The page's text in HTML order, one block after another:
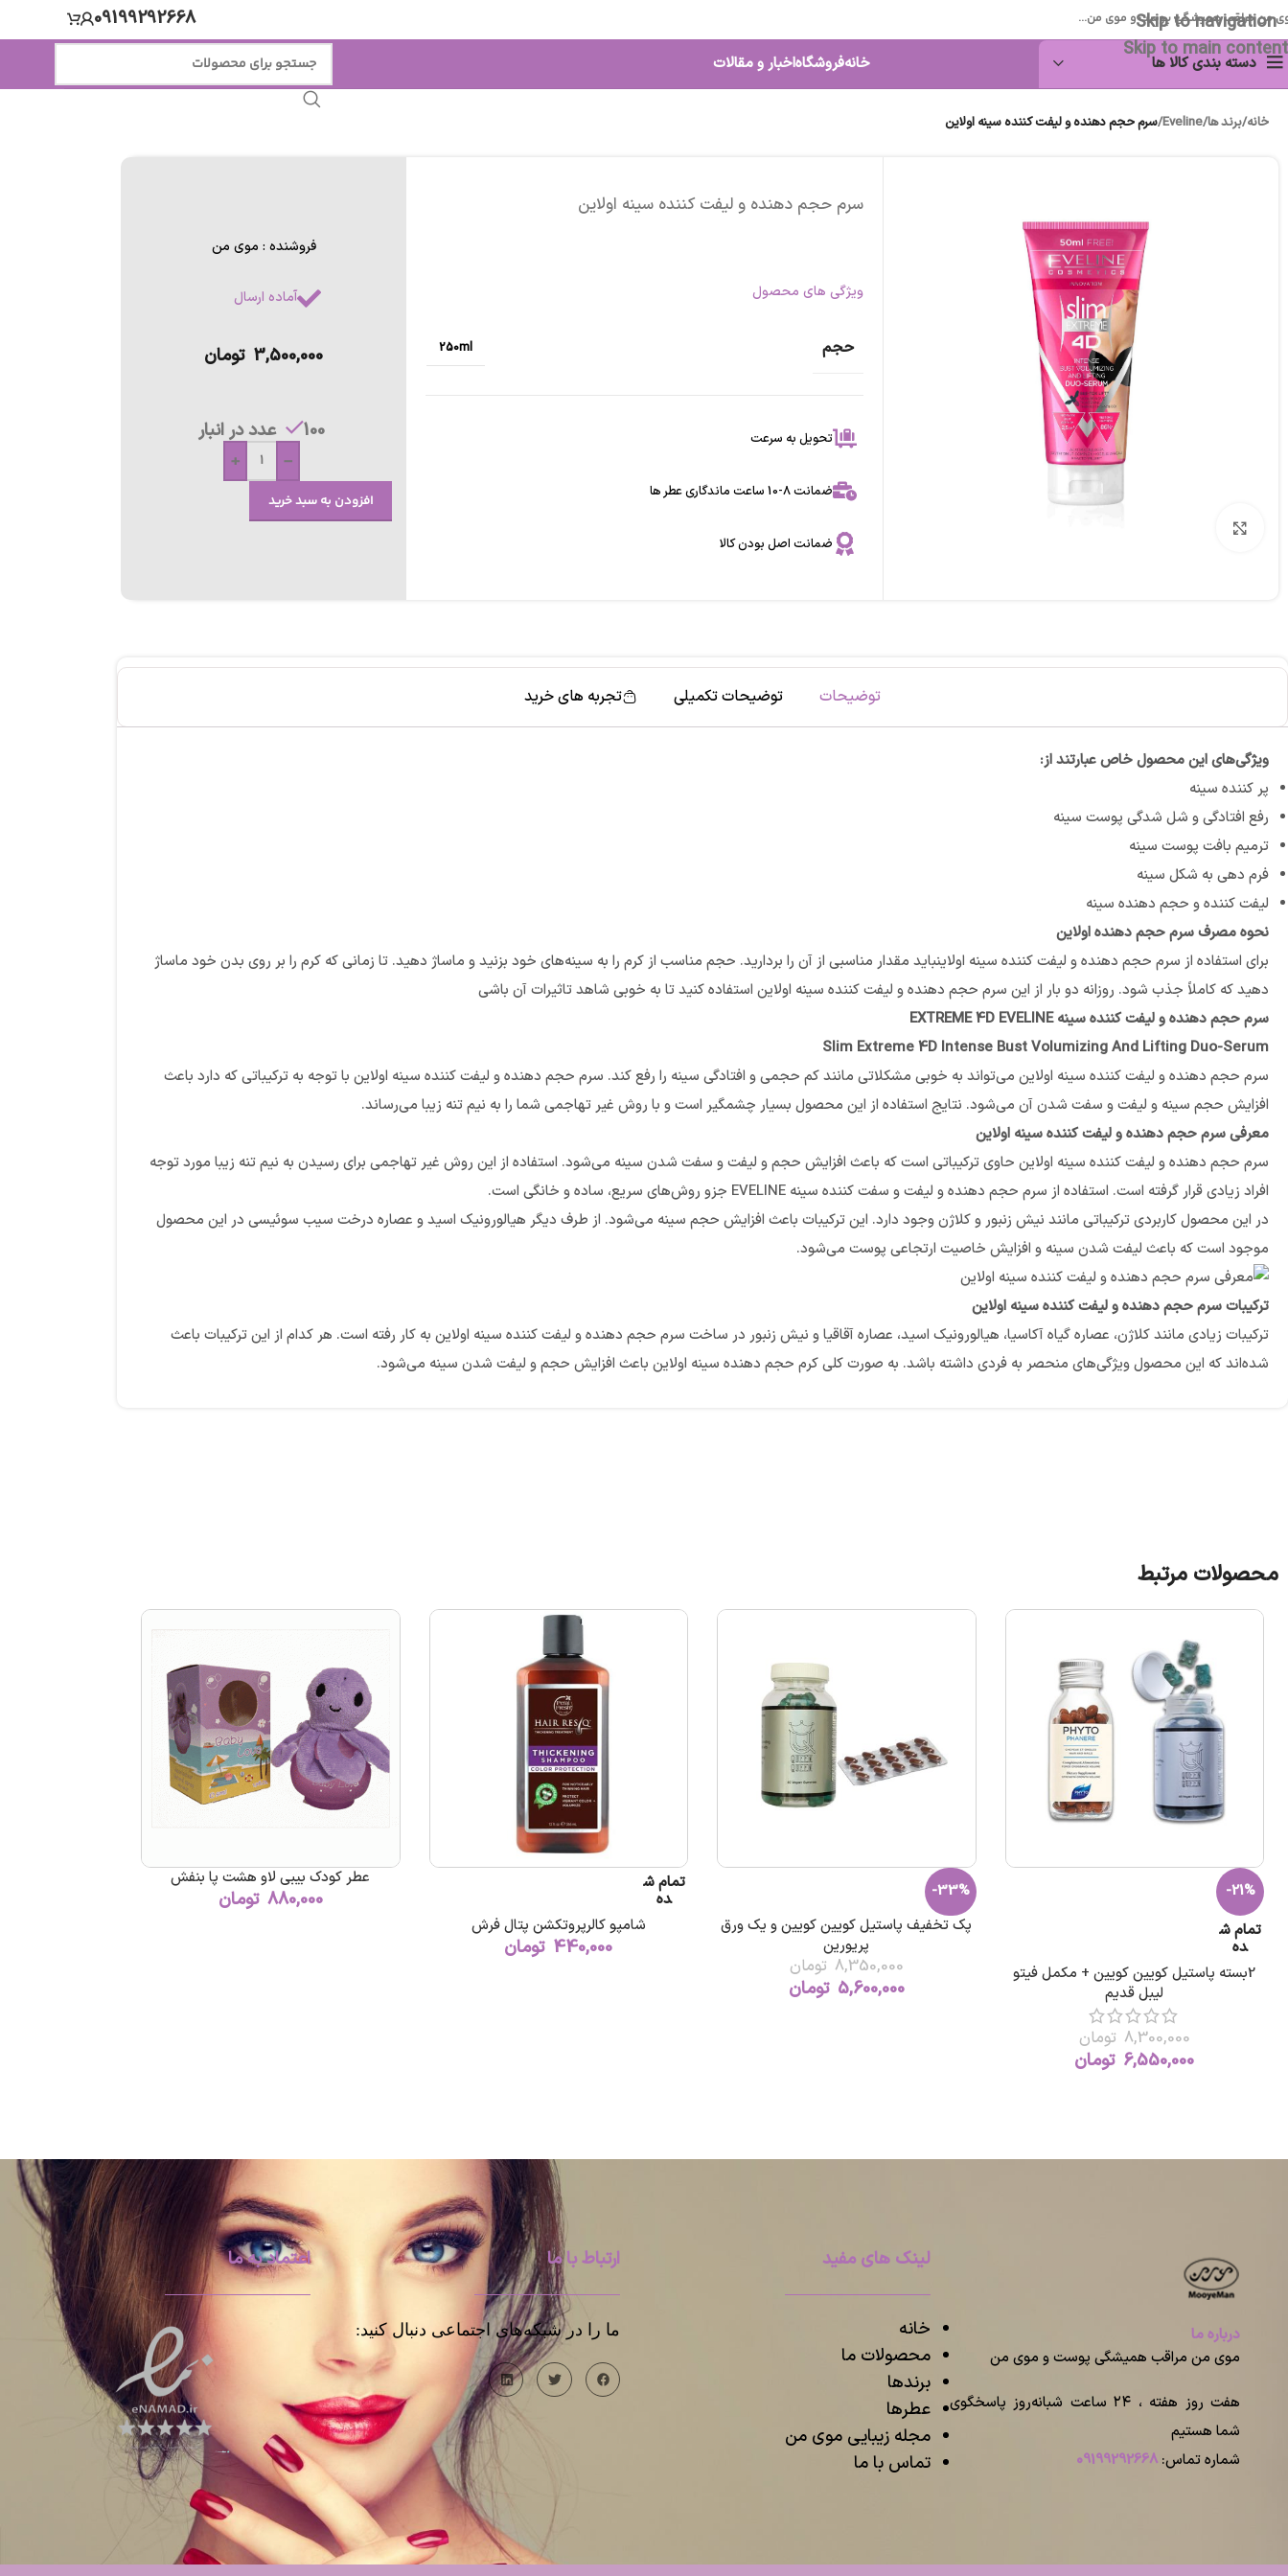
Skip to navigation
Skip to main content
من مراقب همیشگی پوست و موی من... 09199292668
دسته بندی کالا ها خانهفروشگاهاخبار و مقالات
خانه/برند ها/
Eveline
/سرم حجم دهنده و لیفت کننده سینه اولاین
سرم حجم دهنده و لیفت کننده سینه اولاین
ویژگی های محصول
حجم 250ml
تحویل به سرعت
ضمانت 8-10 ساعت ماندگاری عطر ها
ضمانت اصل بودن کالا
فروشنده : موی من
آماده ارسال
3,500,000 تومان
100 عدد در انبار
-
+
افزودن به سبد خرید
توضیحات توضیحات تکمیلی تجربه های خرید
ویژگی‌های این محصول خاص عبارتند از:
پر کننده سینه
رفع افتادگی و شل شدگی پوست سینه
ترمیم بافت پوست سینه
فرم دهی به شکل سینه
لیفت کننده و حجم دهنده سینه
نحوه مصرف سرم حجم دهنده اولاین
برای استفاده از سرم حجم دهنده و لیفت کننده سینه اولاینباید مقدار مناسبی از آن را بردارید. حجم مناسب از کرم را به سینه‌های خود بزنید و ماساژ دهید. تا زمانی که کرم را بر روی بدن خود ماساژ
دهید که کاملاً جذب شود. روزانه دو بار از این سرم حجم دهنده و لیفت کننده سینه اولاین استفاده کنید تا به خوبی شاهد تاثیرات آن باشی
سرم حجم دهنده و لیفت کننده سینه EXTREME 4D EVELINE
Slim Extreme 4D Intense Bust Volumizing And Lifting Duo-Serum
سرم حجم دهنده و لیفت کننده سینه اولاین می‌تواند به خوبی مشکلاتی مانند کم حجمی و افتادگی سینه را رفع کند. سرم حجم دهنده و لیفت کننده سینه اولاین با توجه به ترکیباتی که دارد باعث
افزایش حجم سینه و لیفت و سفت شدن آن می‌شود. نتایج استفاده از این محصول بسیار چشمگیر است و با روش غیر تهاجمی شما را به نیم تنه زیبا می‌رساند.
معرفی سرم حجم دهنده و لیفت کننده سینه اولاین
سرم حجم دهنده و لیفت کننده سینه اولاین حاوی ترکیباتی است که باعث افزایش حجم و لیفت و سفت شدن سینه می‌شود. استفاده از این روش غیر تهاجمی برای رسیدن به نیم تنه زیبا مورد توجه
افراد زیادی قرار گرفته است. استفاده از سرم حجم دهنده و لیفت و سفت کننده سینه EVELINE جزو روش‌های سریع، ساده و خانگی است.
در این محصول کاربردی ترکیباتی مانند نیش زنبور و کلاژن وجود دارد. این ترکیبات باعث افزایش حجم سینه می‌شود. از طرف دیگر هیالورونیک اسید و عصاره درخت سیب سوئیسی در این محصول
موجود است که باعث لیفت شدن سینه و افزایش خاصیت ارتجاعی پوست می‌شود.
ترکیبات سرم حجم دهنده و لیفت کننده سینه اولاین
ترکیبات زیادی مانند کلاژن، عصاره گیاه آکاسیا، هیالورونیک اسید، عصاره آقاقیا و نیش زنبور در ساخت سرم حجم دهنده و لیفت کننده سینه اولاین به کار رفته است. هر کدام از این ترکیبات باعث
شده‌اند که این محصول ویژگی‌های منحصر به فردی داشته باشد. به صورت کلی کرم حجم دهنده سینه اولاین باعث افزایش حجم و لیفت شدن سینه می‌شود.
محصولات مرتبط
-21%
تمام ش
ده
2بسته پاستیل کویین کویین + مکمل فیتو
لیبل قدیم
8,300,000 تومان
6,550,000 تومان
-33%
پک تخفیف پاستیل کویین کویین و یک ورق
پریورین
8,350,000 تومان
5,600,000 تومان
تمام ش
ده
شامپو کالرپروتکشن پتال فرش
440,000 تومان
عطر کودک بیبی لاو هشت پا بنفش
880,000 تومان
درباره ما
موی من مراقب همیشگی پوست و موی من
هفت روز هفته ، ۲۴ ساعت شبانه‌روز پاسخگوی
شما هستیم
شماره تماس: 09199292668
لینک های مفید
خانه
محصولات ما
برندها
عطرها
مجله زیبایی موی من
تماس با ما
ارتباط با ما
ما را در شبکه‌های اجتماعی دنبال کنید:
اعتماد به ما